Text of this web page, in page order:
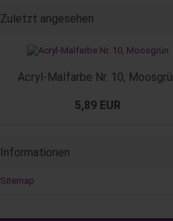
Zuletzt angesehen
Acryl-Malfarbe Nr. 10,
5,89 EUR
Informationen
Sitemap